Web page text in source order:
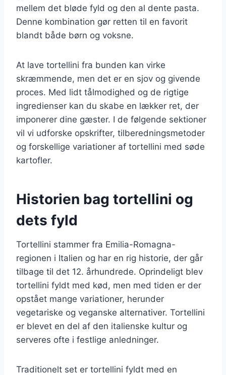
mellem det bløde fyld og den al dente pasta.
Denne kombination gør retten til en favorit
blandt både børn og voksne.
At lave tortellini fra bunden kan virke
skræmmende, men det er en sjov og givende
proces. Med lidt tålmodighed og de rigtige
ingredienser kan du skabe en lækker ret, der
imponerer dine gæster. I de følgende sektioner
vil vi udforske opskrifter, tilberedningsmetoder
og forskellige variationer af tortellini med søde
kartofler.
Historien bag tortellini og
dets fyld
Tortellini stammer fra Emilia-Romagna-
regionen i Italien og har en rig historie, der går
tilbage til det 12. århundrede. Oprindeligt blev
tortellini fyldt med kød, men med tiden er der
opstået mange variationer, herunder
vegetariske og veganske alternativer. Tortellini
er blevet en del af den italienske kultur og
serveres ofte i festlige anledninger.
Traditionelt set er tortellini fyldt med en